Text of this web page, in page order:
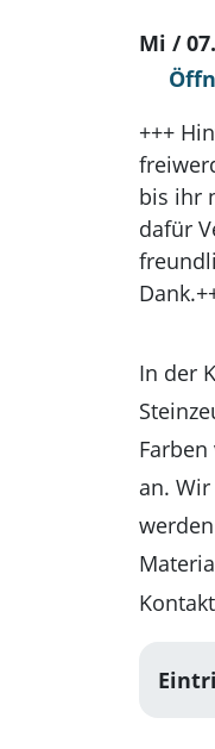
Mi /
+++
bis ihr
dafür
In der
an.